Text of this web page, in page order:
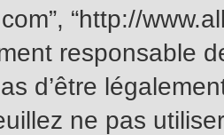
“http://
responsable
d’être
ne pas